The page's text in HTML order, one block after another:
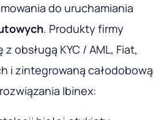
do uruchamiania
. Produkty firmy
obsługą KYC / AML, Fiat,
i zintegrowaną całodobową
Ibinex: